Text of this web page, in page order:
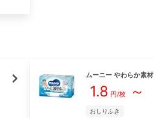
ムーニー やわらか素材
1.8 円/枚～
おしりふき